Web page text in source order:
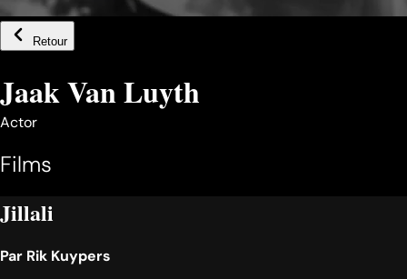
Retour
Jaak Van Luyth
Actor
Films
Jillali
Par Rik Kuypers